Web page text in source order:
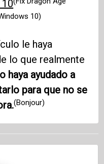
10
10)
le haya
lo que realmente
haya ayudado a
para que no se
(Bonjour)